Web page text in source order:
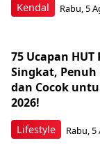
Kendal Rabu, 5
Lifestyle
75 Ucapan HUT
Singkat,
dan Cocok
2026!
Rabu, 5